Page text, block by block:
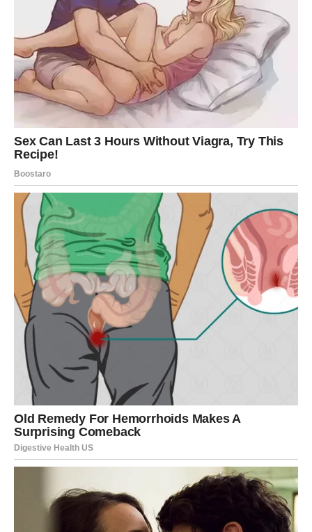
da si na pravom putu. Obrati pažnju na snove, poruke,
slučajne susrete i rečenice koje čuješ usput – univerzum
govori s tobom.